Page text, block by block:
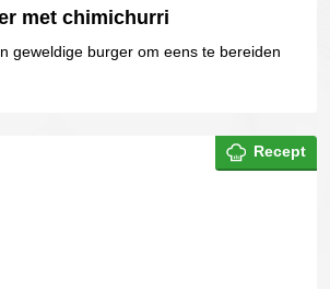
met chimichurri
geweldige burger om eens te bereiden
Recept